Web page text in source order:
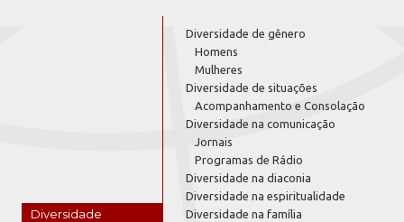
Diversidade
Diversidade de gênero
Homens
Mulheres
Diversidade de situações
Acompanhamento e Consolação
Diversidade na comunicação
Jornais
Programas de Rádio
Diversidade na diaconia
Diversidade na espiritualidade
Diversidade na família